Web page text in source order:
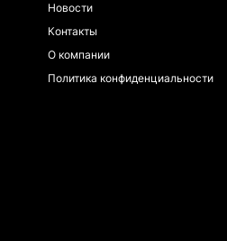
Новости
Контакты
О компании
Политика конфиденциальности